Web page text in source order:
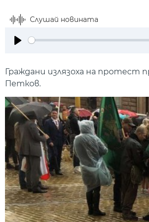
Слушай новината
Граждани излязоха на протест
Петков.